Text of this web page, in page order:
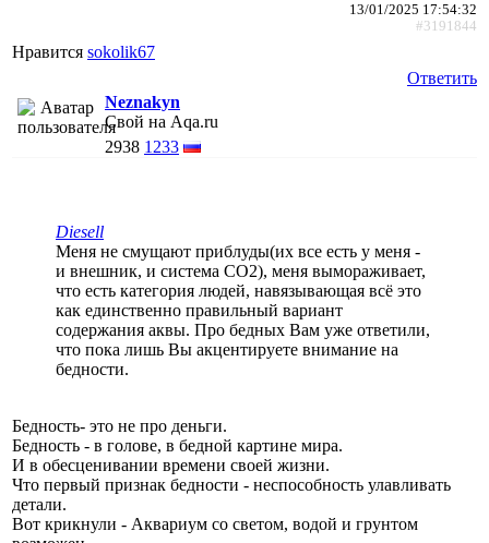
13/01/2025 17:54:32
#3191844
Нравится sokolik67
Ответить
Neznakyn
Свой на Aqa.ru
2938 1233
Diesell
Меня не смущают приблуды(их все есть у меня -
и внешник, и система СО2), меня вымораживает,
что есть категория людей, навязывающая всё это
как единственно правильный вариант
содержания аквы. Про бедных Вам уже ответили,
что пока лишь Вы акцентируете внимание на
бедности.
Бедность- это не про деньги.
Бедность - в голове, в бедной картине мира.
И в обесценивании времени своей жизни.
Что первый признак бедности - неспособность улавливать
детали.
Вот крикнули - Аквариум со светом, водой и грунтом